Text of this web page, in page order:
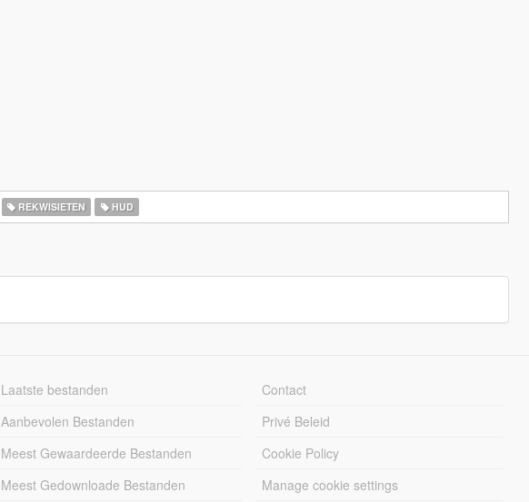
REKWISIETEN HUD
Laatste bestanden
Aanbevolen Bestanden
Meest Gewaardeerde Bestanden
Meest Gedownloade Bestanden
Contact
Privé Beleid
Cookie Policy
Manage cookie settings